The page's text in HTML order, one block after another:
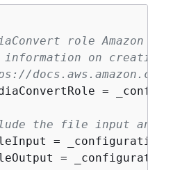
role Amazon
on
=
the file input and
= _configuration[
=